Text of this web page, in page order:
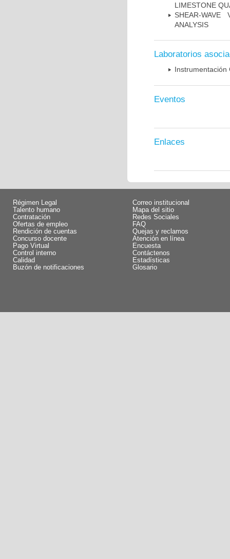
LIMESTONE
SHEAR-WAVE
ANALYSIS
Laboratorios
Instrumentación
Eventos
Enlaces
Régimen Legal
Talento humano
Contratación
Ofertas de empleo
Rendición de cuentas
Concurso docente
Pago Virtual
Control interno
Calidad
Buzón de notificaciones
Correo institucional
Mapa del sitio
Redes Sociales
FAQ
Quejas y reclamos
Atención en línea
Encuesta
Contáctenos
Estadísticas
Glosario